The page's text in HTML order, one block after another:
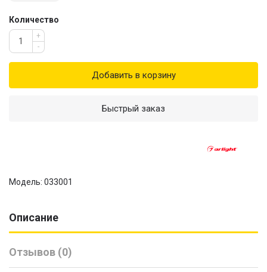
Количество
+
-
Добавить в корзину
Быстрый заказ
Модель: 033001
Описание
Отзывов (0)